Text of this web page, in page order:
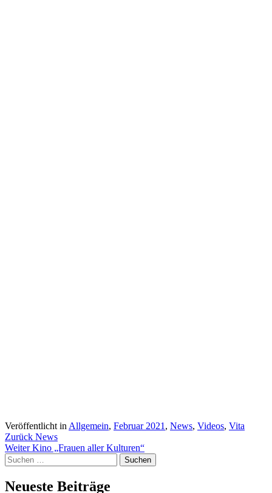
Veröffentlicht in Allgemein, Februar 2021 , News, Videos, Vita
Beitragsnavigation
Zurück News
WeiterKino „Frauen aller Kulturen“
Suchen
nach:
Neueste Beiträge